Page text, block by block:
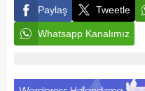
Paylaş Tweetle
Whatsapp Kanalımız